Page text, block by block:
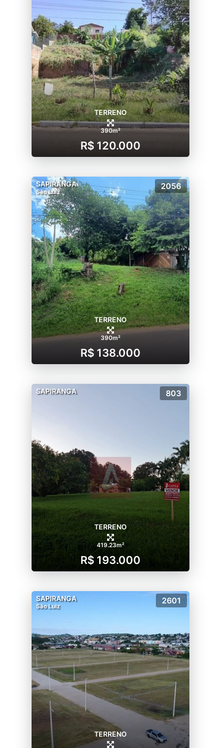
TERRENO
390m²
R$ 120.000
SAPIRANGA
São Luiz
2056
TERRENO
390m²
R$ 138.000
SAPIRANGA 803
TERRENO
419.23m²
R$ 193.000
SAPIRANGA
São Luiz
2601
TERRENO